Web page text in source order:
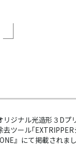
リジナル光造形３Dプ
去ツール｢
ONE』にて掲載されまし